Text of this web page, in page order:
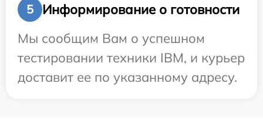
5
Информирование о готовности
Мы сообщим Вам о успешном
тестировании техники IBM, и курьер
доставит ее по указанному адресу.